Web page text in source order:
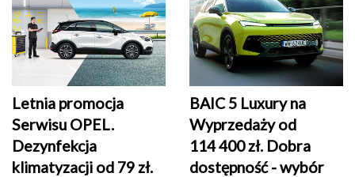
Letnia promocja
Serwisu OPEL.
Dezynfekcja
klimatyzacji od 79 zł.
BAIC 5 Luxury na
Wyprzedaży od
114 400 zł. Dobra
dostępność - wybór